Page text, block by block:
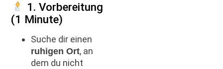
1. Vorbereitung
(1 Minute)
Suche dir einen
ruhigen Ort, an
dem du nicht